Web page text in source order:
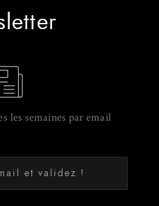
les semaines par email